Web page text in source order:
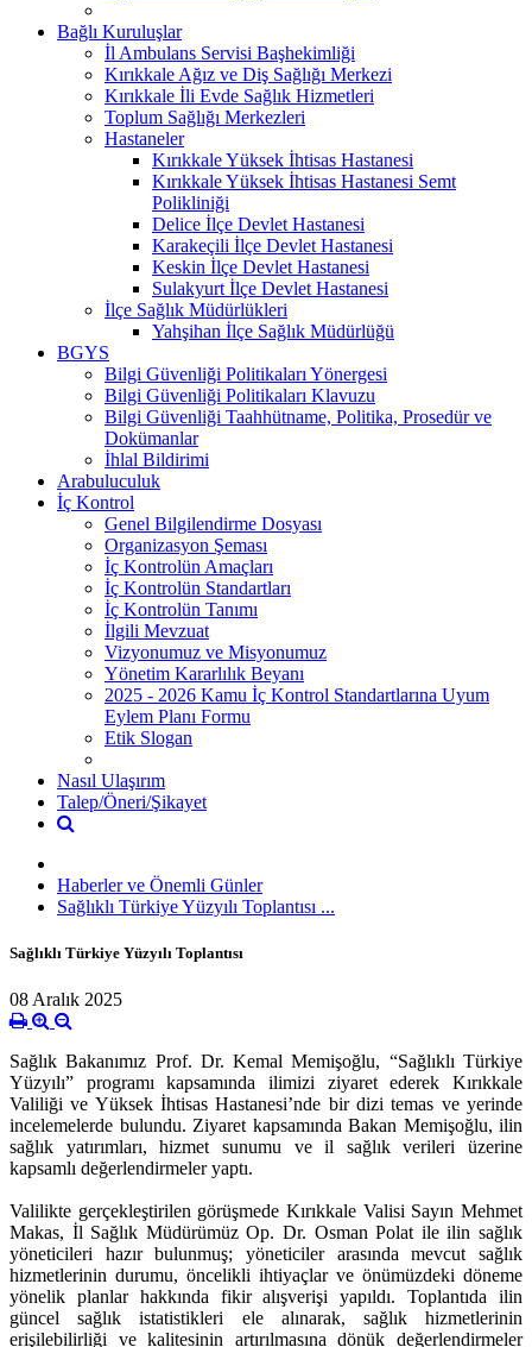
Bağlı Kuruluşlar
İl Ambulans Servisi Başhekimliği
Kırıkkale Ağız ve Diş Sağlığı Merkezi
Kırıkkale İli Evde Sağlık Hizmetleri
Toplum Sağlığı Merkezleri
Hastaneler
Kırıkkale Yüksek İhtisas Hastanesi
Kırıkkale Yüksek İhtisas Hastanesi Semt
Polikliniği
Delice İlçe Devlet Hastanesi
Karakeçili İlçe Devlet Hastanesi
Keskin İlçe Devlet Hastanesi
Sulakyurt İlçe Devlet Hastanesi
İlçe Sağlık Müdürlükleri
Yahşihan İlçe Sağlık Müdürlüğü
BGYS
Bilgi Güvenliği Politikaları Yönergesi
Bilgi Güvenliği Politikaları Klavuzu
Bilgi Güvenliği Taahhütname, Politika, Prosedür ve
Dokümanlar
İhlal Bildirimi
Arabuluculuk
İç Kontrol
Genel Bilgilendirme Dosyası
Organizasyon Şeması
İç Kontrolün Amaçları
İç Kontrolün Standartları
İç Kontrolün Tanımı
İlgili Mevzuat
Vizyonumuz ve Misyonumuz
Yönetim Kararlılık Beyanı
2025 - 2026 Kamu İç Kontrol Standartlarına Uyum
Eylem Planı Formu
Etik Slogan
Nasıl Ulaşırım
Talep/Öneri/Şikayet
Haberler ve Önemli Günler
Sağlıklı Türkiye Yüzyılı Toplantısı ...
Sağlıklı Türkiye Yüzyılı Toplantısı
08 Aralık 2025
Sağlık Bakanımız Prof. Dr. Kemal Memişoğlu, “Sağlıklı Türkiye
Yüzyılı” programı kapsamında ilimizi ziyaret ederek Kırıkkale
Valiliği ve Yüksek İhtisas Hastanesi’nde bir dizi temas ve yerinde
incelemelerde bulundu. Ziyaret kapsamında Bakan Memişoğlu, ilin
sağlık yatırımları, hizmet sunumu ve il sağlık verileri üzerine
kapsamlı değerlendirmeler yaptı.
Valilikte gerçekleştirilen görüşmede Kırıkkale Valisi Sayın Mehmet
Makas, İl Sağlık Müdürümüz Op. Dr. Osman Polat ile ilin sağlık
yöneticileri hazır bulunmuş; yöneticiler arasında mevcut sağlık
hizmetlerinin durumu, öncelikli ihtiyaçlar ve önümüzdeki döneme
yönelik planlar hakkında fikir alışverişi yapıldı. Toplantıda ilin
güncel sağlık istatistikleri ele alınarak, sağlık hizmetlerinin
erişilebilirliği ve kalitesinin artırılmasına dönük değerlendirmeler